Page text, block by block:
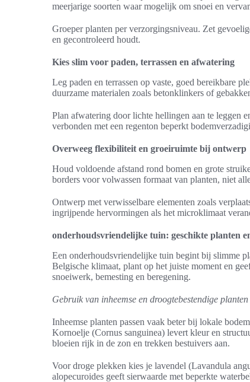
meerjarige soorten waar mogelijk om snoei en
Groeper planten per verzorgingsniveau. Zet
en gecontroleerd houdt.
Kies slim voor paden, terrassen en afwatering
Leg paden en terrassen op vaste, goed bereikbare
duurzame materialen zoals betonklinkers of
Plan afwatering door lichte hellingen aan te leggen
verbonden met een regenton beperkt
Overweeg flexibiliteit en groeiruimte bij ontwerp
Houd voldoende afstand rond bomen en grote
borders voor volwassen formaat van planten, niet
Ontwerp met verwisselbare elementen zoals
ingrijpende hervormingen als het microklimaat
onderhoudsvriendelijke tuin: geschikte planten
Een onderhoudsvriendelijke tuin begint bij slimme
Belgische klimaat, plant op het juiste moment en
snoeiwerk, bemesting en beregening.
Gebruik van inheemse en droogtebestendige planten
Inheemse planten passen vaak beter bij lokale
Kornoelje (Cornus sanguinea) levert kleur en
bloeien rijk in de zon en trekken bestuivers aan.
Voor droge plekken kies je lavendel (Lavandula
alopecuroides geeft sierwaarde met beperkte